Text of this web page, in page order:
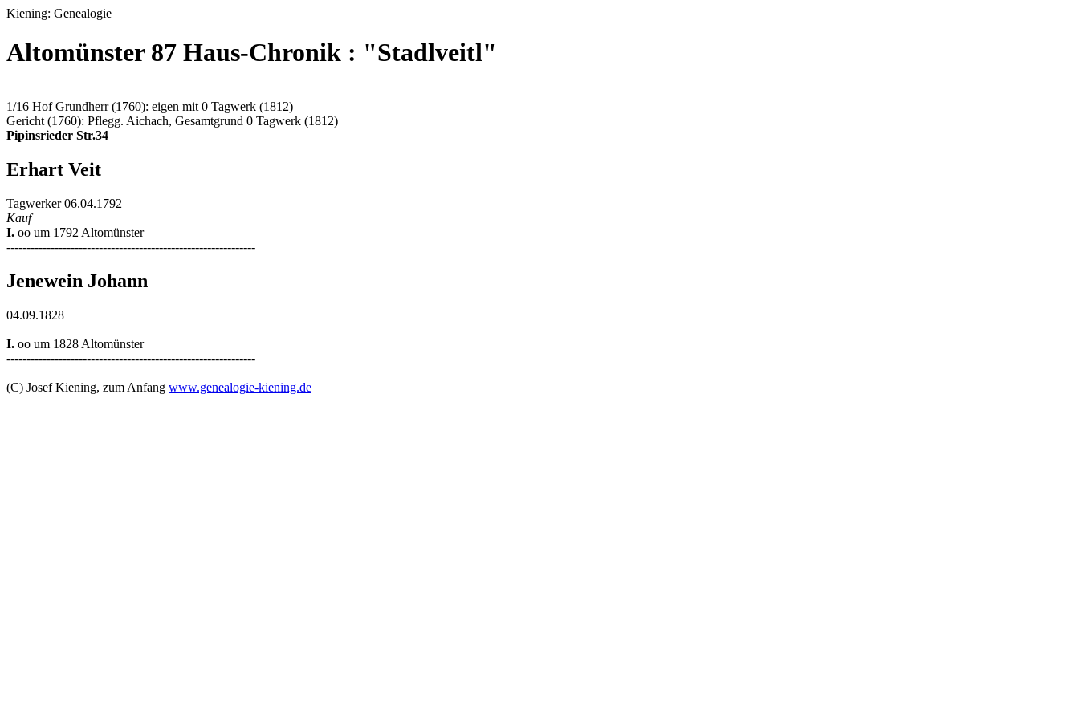
Kiening: Genealogie
Altomünster 87 Haus-Chronik : "Stadlveitl"
1/16 Hof Grundherr (1760): eigen mit 0 Tagwerk (1812)
Gericht (1760): Pflegg. Aichach, Gesamtgrund 0 Tagwerk (1812)
Pipinsrieder Str.34
Erhart Veit
Tagwerker 06.04.1792
Kauf
I. oo um 1792 Altomünster
--------------------------------------------------------------
Jenewein Johann
04.09.1828
I. oo um 1828 Altomünster
--------------------------------------------------------------
(C) Josef Kiening, zum Anfang www.genealogie-kiening.de